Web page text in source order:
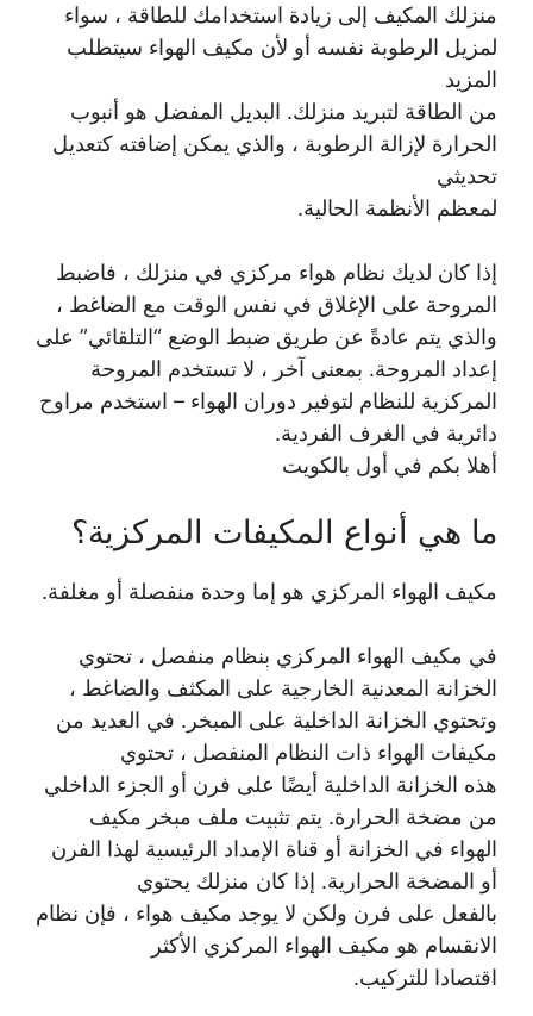
منزلك المكيف إلى زيادة استخدامك للطاقة ، سواء
لمزيل الرطوبة نفسه أو لأن مكيف الهواء سيتطلب
المزيد
من الطاقة لتبريد منزلك. البديل المفضل هو أنبوب
الحرارة لإزالة الرطوبة ، والذي يمكن إضافته كتعديل
تحديثي
لمعظم الأنظمة الحالية.
إذا كان لديك نظام هواء مركزي في منزلك ، فاضبط
المروحة على الإغلاق في نفس الوقت مع الضاغط ،
والذي يتم عادةً عن طريق ضبط الوضع “التلقائي” على
إعداد المروحة. بمعنى آخر ، لا تستخدم المروحة
المركزية للنظام لتوفير دوران الهواء – استخدم مراوح
دائرية في الغرف الفردية.
أهلا بكم في أول بالكويت
ما هي أنواع المكيفات المركزية؟
مكيف الهواء المركزي هو إما وحدة منفصلة أو مغلفة.
في مكيف الهواء المركزي بنظام منفصل ، تحتوي
الخزانة المعدنية الخارجية على المكثف والضاغط ،
وتحتوي الخزانة الداخلية على المبخر. في العديد من
مكيفات الهواء ذات النظام المنفصل ، تحتوي
هذه الخزانة الداخلية أيضًا على فرن أو الجزء الداخلي
من مضخة الحرارة. يتم تثبيت ملف مبخر مكيف
الهواء في الخزانة أو قناة الإمداد الرئيسية لهذا الفرن
أو المضخة الحرارية. إذا كان منزلك يحتوي
بالفعل على فرن ولكن لا يوجد مكيف هواء ، فإن نظام
الانقسام هو مكيف الهواء المركزي الأكثر
اقتصادا للتركيب.